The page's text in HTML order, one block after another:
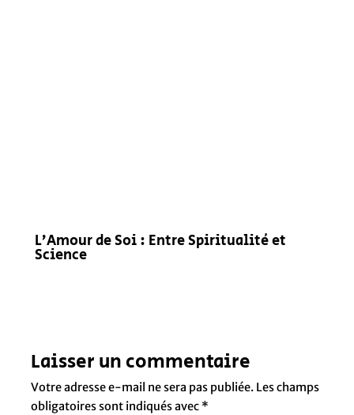
L’Amour de Soi : Entre Spiritualité et
Science
Laisser un commentaire
Votre adresse e-mail ne sera pas publiée. Les champs
obligatoires sont indiqués avec *